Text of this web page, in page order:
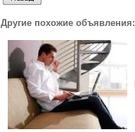
Другие похожие объявления: